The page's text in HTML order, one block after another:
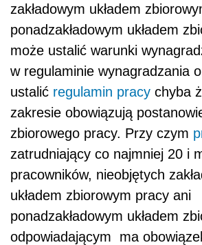
zakładowym układem
ponadzakładowym układem
może ustalić warunki
w regulaminie wynagradzania
ustalić regulamin pracy chyba
zakresie obowiązują
zbiorowego pracy. Przy czym
zatrudniający co najmniej 20 i
pracowników, nieobjętych
układem zbiorowym pracy ani
ponadzakładowym układem
odpowiadającym ma